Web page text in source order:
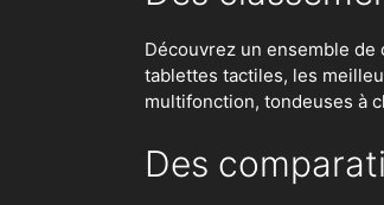
Découvrez un ensemble
tablettes tactiles, les
multifonction, tondeuses à
Des